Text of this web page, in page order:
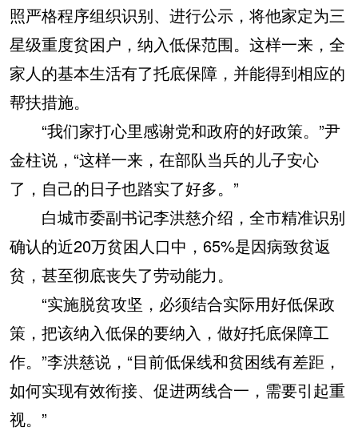
照严格程序组织识别、进行公示，将他家定为三
星级重度贫困户，纳入低保范围。这样一来，全
家人的基本生活有了托底保障，并能得到相应的
帮扶措施。
“我们家打心里感谢党和政府的好政策。”尹
金柱说，“这样一来，在部队当兵的儿子安心
了，自己的日子也踏实了好多。”
白城市委副书记李洪慈介绍，全市精准识别
确认的近20万贫困人口中，65%是因病致贫返
贫，甚至彻底丧失了劳动能力。
“实施脱贫攻坚，必须结合实际用好低保政
策，把该纳入低保的要纳入，做好托底保障工
作。”李洪慈说，“目前低保线和贫困线有差距，
如何实现有效衔接、促进两线合一，需要引起重
视。”